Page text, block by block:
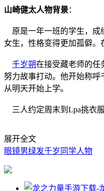
山崎健太人物背景：
原是一年一班的学生，成
女生，性格变得更加孤僻。
千岁朔在接受藏老师的任
努力故事打动。他开始称呼
从明天开始上学。
三人约定周末到Lpa挑衣
展开全文
眼镜男绿发千岁同学人物